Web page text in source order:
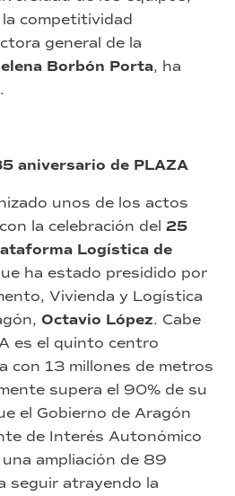
competitividad
general de la
Borbón Porta, ha
aniversario de PLAZA
unos de los actos
la celebración del 25
Logística de
ha estado presidido por
Vivienda y Logística
Octavio López. Cabe
es el quinto centro
con 13 millones de metros
supera el 90% de su
el Gobierno de Aragón
de Interés Autonómico
ampliación de 89
seguir atrayendo la